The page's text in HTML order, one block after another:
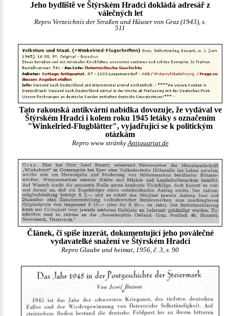
Jeho bydliště ve Štýrském Hradci dokládá adresář z
válečných let
Repro Verzeichnis der Straßen und Häuser von Graz (1943), s.
511
Tato rakouská antikvární nabídka dovozuje, že vydával ve
Štýrském Hradci i kolem roku 1945 letáky s označením
"Winkelried-Flugblätter", vyjadřující se k politickým
otázkám
Repro www stránky Antiquariat.de
Článek, či spíše inzerát, dokumentující jeho poválečné
vydavatelké snažení ve Štýrském Hradci
Repro Glaube und heimat, 1956, č. 3, s. 90